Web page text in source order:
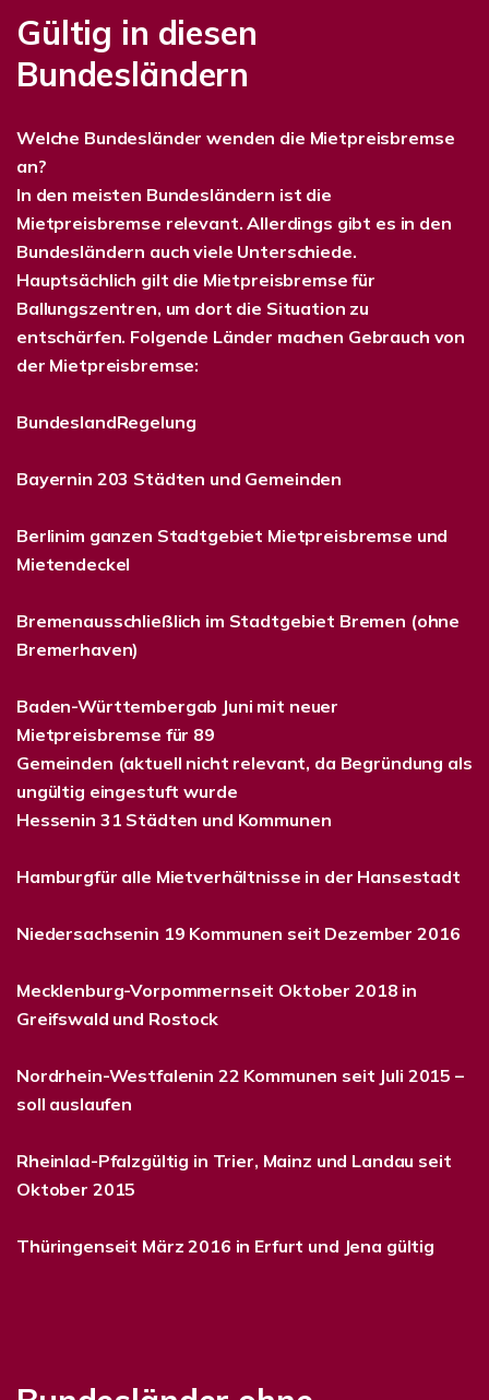
Gültig in diesen
Bundesländern
Welche Bundesländer wenden die Mietpreisbremse
an?
In den meisten Bundesländern ist die
Mietpreisbremse relevant. Allerdings gibt es in den
Bundesländern auch viele Unterschiede.
Hauptsächlich gilt die Mietpreisbremse für
Ballungszentren, um dort die Situation zu
entschärfen. Folgende Länder machen Gebrauch von
der Mietpreisbremse:
BundeslandRegelung
Bayernin 203 Städten und Gemeinden
Berlinim ganzen Stadtgebiet Mietpreisbremse und
Mietendeckel
Bremenausschließlich im Stadtgebiet Bremen (ohne
Bremerhaven)
Baden-Württembergab Juni mit neuer
Mietpreisbremse für 89
Gemeinden (aktuell nicht relevant, da Begründung als
ungültig eingestuft wurde
Hessenin 31 Städten und Kommunen
Hamburgfür alle Mietverhältnisse in der Hansestadt
Niedersachsenin 19 Kommunen seit Dezember 2016
Mecklenburg-Vorpommernseit Oktober 2018 in
Greifswald und Rostock
Nordrhein-Westfalenin 22 Kommunen seit Juli 2015 –
soll auslaufen
Rheinlad-Pfalzgültig in Trier, Mainz und Landau seit
Oktober 2015
Thüringenseit März 2016 in Erfurt und Jena gültig